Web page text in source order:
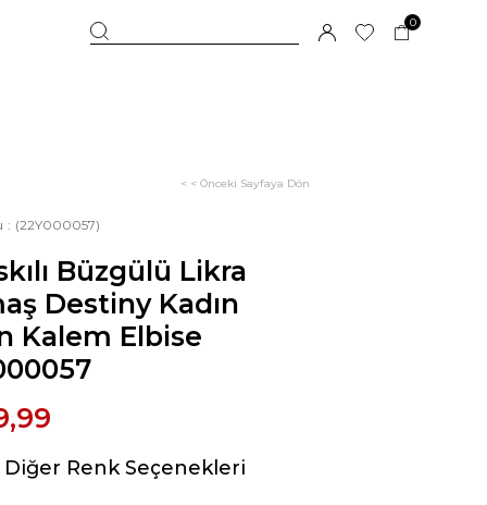
0
< < Önceki Sayfaya Dön
(22Y000057)
Büzgülü Likra
Destiny Kadın
Kalem Elbise
Diğer Renk Seçenekleri